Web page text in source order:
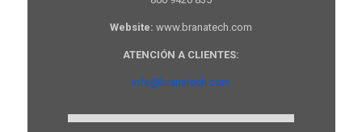
Website: www.branatech.com
ATENCIÓN A CLIENTES:
info@branatech.com